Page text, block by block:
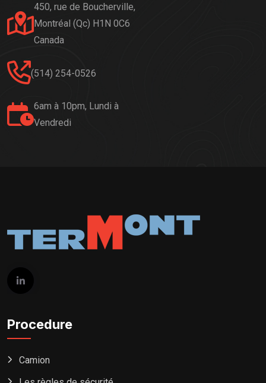
450, rue de Boucherville,
Montréal (Qc) H1N 0C6
Canada
(514) 254-0526
6am à 10pm, Lundi à
Vendredi
Procedure
Camion